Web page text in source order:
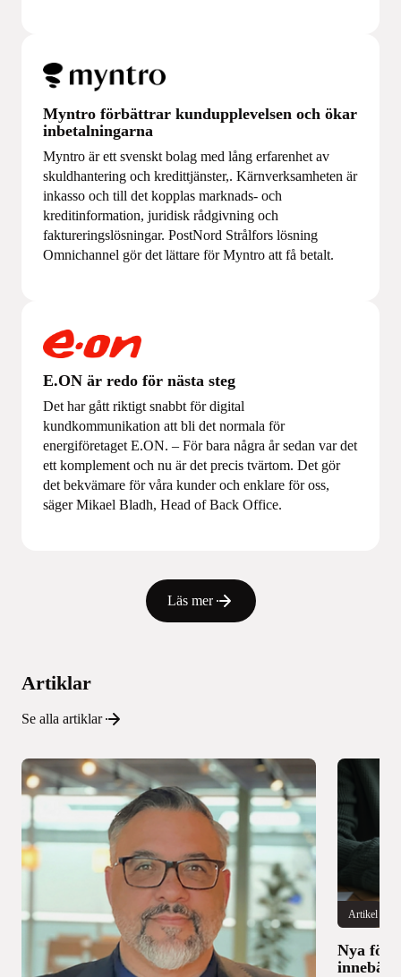
Myntro förbättrar kundupplevelsen och ökar
inbetalningarna
Myntro är ett svenskt bolag med lång erfarenhet av
skuldhantering och kredittjänster,. Kärnverksamheten är
inkasso och till det kopplas marknads- och
kreditinformation, juridisk rådgivning och
faktureringslösningar. PostNord Strålfors lösning
Omnichannel gör det lättare för Myntro att få betalt.
E.ON är redo för nästa steg
Det har gått riktigt snabbt för digital
kundkommunikation att bli det normala för
energiföretaget E.ON. – För bara några år sedan var det
ett komplement och nu är det precis tvärtom. Det gör
det bekvämare för våra kunder och enklare för oss,
säger Mikael Bladh, Head of Back Office.
Läs mer
Artiklar
Se alla artiklar
Artikel
Nya
innebär